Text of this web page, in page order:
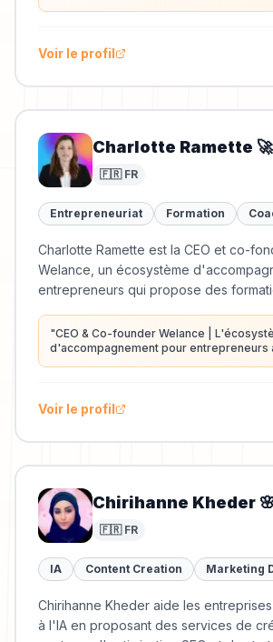
Voir le profil
🇫🇷 FR
Entrepreneuriat Formation
Charlotte Ramette est la CEO et co-
Welance, un écosystème
entrepreneurs qui propose des
"CEO & Co-founder Welance |
d'accompagnement pour entrepreneurs
Voir le profil
Chirihanne Kheder
🇫🇷 FR
IA Content Creation Marketing
Chirihanne Kheder aide les
à l'IA en proposant des services de